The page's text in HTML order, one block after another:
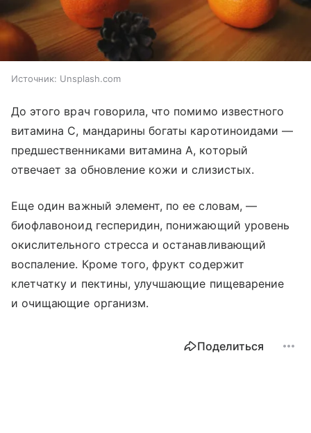
Источник: Unsplash.com
До этого врач говорила, что помимо известного
витамина С, мандарины богаты каротиноидами —
предшественниками витамина А, который
отвечает за обновление кожи и слизистых.
Еще один важный элемент, по ее словам, —
биофлавоноид гесперидин, понижающий уровень
окислительного стресса и останавливающий
воспаление. Кроме того, фрукт содержит
клетчатку и пектины, улучшающие пищеварение
и очищающие организм.
Поделиться